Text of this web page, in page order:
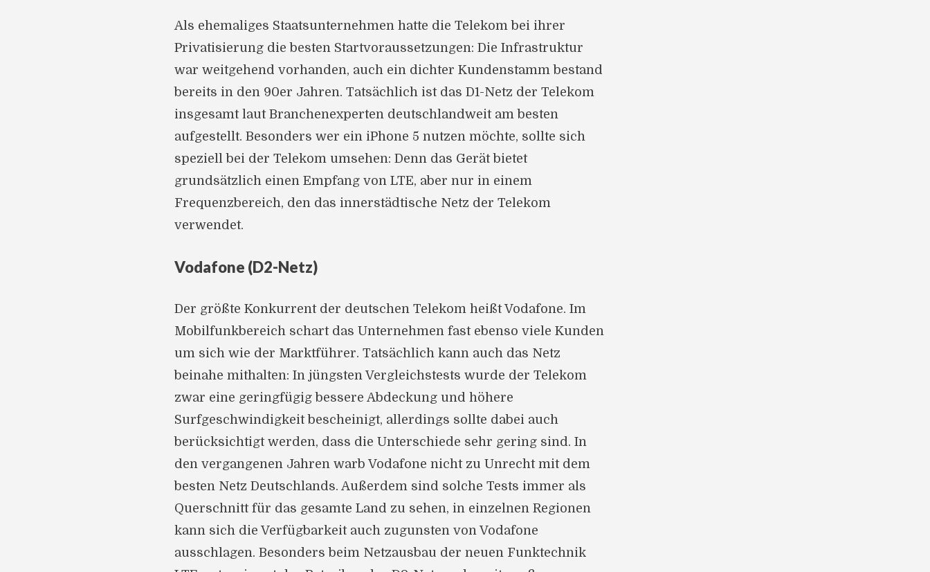
Als ehemaliges Staatsunternehmen hatte die Telekom bei ihrer
Privatisierung die besten Startvoraussetzungen: Die Infrastruktur
war weitgehend vorhanden, auch ein dichter Kundenstamm bestand
bereits in den 90er Jahren. Tatsächlich ist das D1-Netz der Telekom
insgesamt laut Branchenexperten deutschlandweit am besten
aufgestellt. Besonders wer ein iPhone 5 nutzen möchte, sollte sich
speziell bei der Telekom umsehen: Denn das Gerät bietet
grundsätzlich einen Empfang von LTE, aber nur in einem
Frequenzbereich, den das innerstädtische Netz der Telekom
verwendet.
Vodafone (D2-Netz)
Der größte Konkurrent der deutschen Telekom heißt Vodafone. Im
Mobilfunkbereich schart das Unternehmen fast ebenso viele Kunden
um sich wie der Marktführer. Tatsächlich kann auch das Netz
beinahe mithalten: In jüngsten Vergleichstests wurde der Telekom
zwar eine geringfügig bessere Abdeckung und höhere
Surfgeschwindigkeit bescheinigt, allerdings sollte dabei auch
berücksichtigt werden, dass die Unterschiede sehr gering sind. In
den vergangenen Jahren warb Vodafone nicht zu Unrecht mit dem
besten Netz Deutschlands. Außerdem sind solche Tests immer als
Querschnitt für das gesamte Land zu sehen, in einzelnen Regionen
kann sich die Verfügbarkeit auch zugunsten von Vodafone
ausschlagen. Besonders beim Netzausbau der neuen Funktechnik